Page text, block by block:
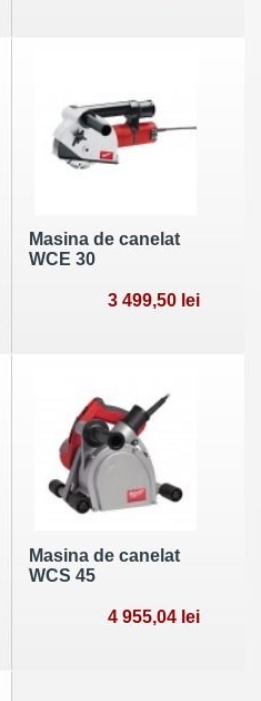
Masina de canelat
WCE 30
3 499,50 lei
Masina de canelat
WCS 45
4 955,04 lei